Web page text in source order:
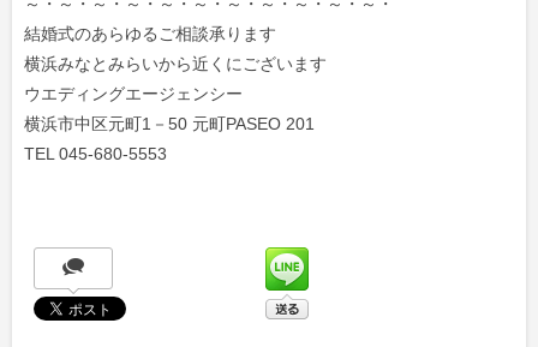
結婚式のあらゆるご相談承ります
横浜みなとみらいから近くにございます
ウエディングエージェンシー
横浜市中区元町1－50 元町PASEO 201
TEL 045-680-5553